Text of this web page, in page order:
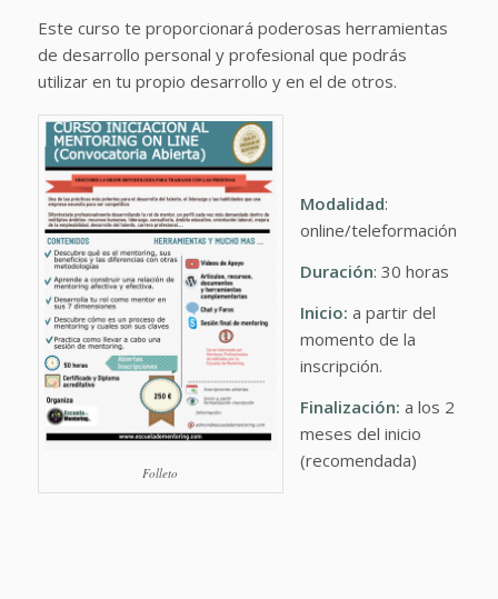
Este curso te proporcionará poderosas herramientas
de desarrollo personal y profesional que podrás
utilizar en tu propio desarrollo y en el de otros.
Folleto
Modalidad:
online/teleformación
Duración: 30 horas
Inicio: a partir del
momento de la
inscripción.
Finalización: a los 2
meses del inicio
(recomendada)